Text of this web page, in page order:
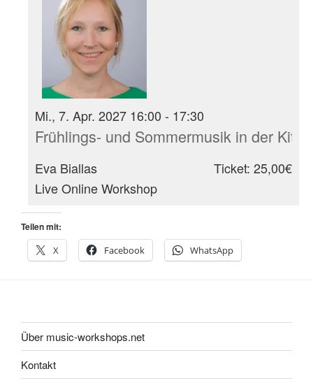
Mi., 7. Apr. 2027 16:00 - 17:30
Frühlings- und Sommermusik in der
Eva Biallas
Live Online Workshop
Ticket: 25,00€
Teilen mit:
X
Facebook WhatsApp
Über music-workshops.net
Kontakt